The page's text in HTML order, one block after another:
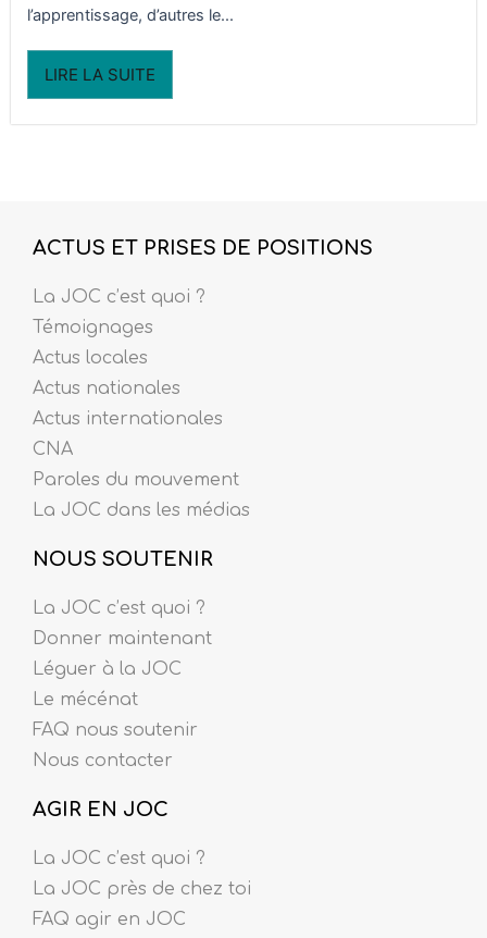
l’apprentissage, d’autres le...
LIRE LA SUITE
ACTUS ET PRISES DE POSITIONS
La JOC c’est quoi ?
Témoignages
Actus locales
Actus nationales
Actus internationales
CNA
Paroles du mouvement
La JOC dans les médias
NOUS SOUTENIR
La JOC c’est quoi ?
Donner maintenant
Léguer à la JOC
Le mécénat
FAQ nous soutenir
Nous contacter
AGIR EN JOC
La JOC c’est quoi ?
La JOC près de chez toi
FAQ agir en JOC